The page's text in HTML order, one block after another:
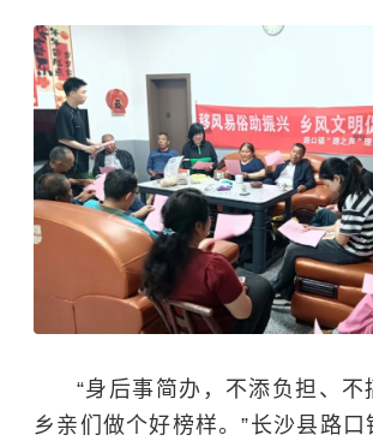
“身后事简办，不添负担、不
乡亲们做个好榜样。”长沙县路